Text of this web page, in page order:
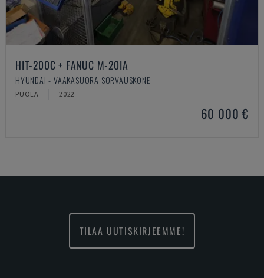
HIT-200C + FANUC M-20IA
HYUNDAI - VAAKASUORA SORVAUSKONE
PUOLA 2022
60 000 €
TILAA UUTISKIRJEEMME!